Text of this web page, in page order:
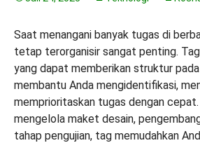
Saat menangani banyak tugas di
tetap terorganisir sangat penting.
yang dapat memberikan struktur
membantu Anda mengidentifikasi,
memprioritaskan tugas dengan cepat.
mengelola maket desain,
tahap pengujian, tag memudahkan